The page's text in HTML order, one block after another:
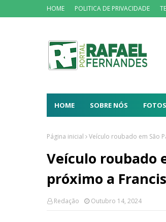
HOME POLITICA DE PRIVACIDADE
HOME SOBRE NÓS
Página inicial Veículo roubado em São
Veículo roubado
próximo a
Redação Outubro 14, 2024